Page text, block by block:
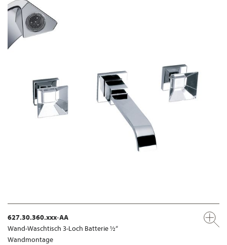
627.30.360.xxx-AA
Wand-Waschtisch 3-Loch Batterie ½“
Wandmontage